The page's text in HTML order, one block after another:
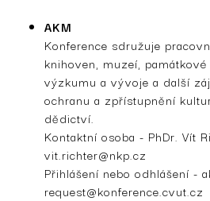
AKM
Konference sdružuje
knihoven, muzeí,
výzkumu a vývoje a další
ochranu a zpřístupnění
dědictví.
Kontaktní osoba - PhDr. Vít
vit.richter@nkp.cz
Přihlášení nebo odhlášení -
request@konference.cvut.cz